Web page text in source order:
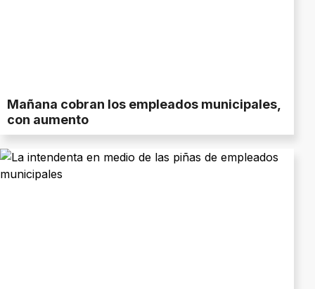
Mañana cobran los empleados municipales,
con aumento